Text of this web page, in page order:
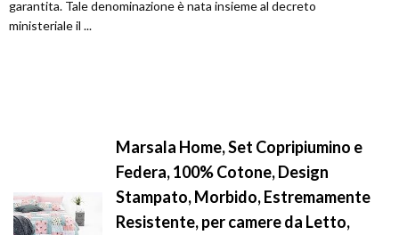
garantita. Tale denominazione è nata insieme al decreto
ministeriale il ...
Marsala Home, Set Copripiumino e
Federa, 100% Cotone, Design
Stampato, Morbido, Estremamente
Resistente, per camere da Letto,